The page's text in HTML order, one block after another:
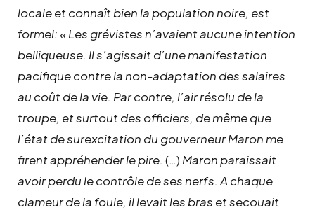
locale et connaît bien la population noire, est
formel: « Les grévistes n’avaient aucune intention
belliqueuse. Il s’agissait d’une manifestation
pacifique contre la non-adaptation des salaires
au coût de la vie. Par contre, l’air résolu de la
troupe, et surtout des officiers, de même que
l’état de surexcitation du gouverneur Maron me
firent appréhender le pire. (…) Maron paraissait
avoir perdu le contrôle de ses nerfs. A chaque
clameur de la foule, il levait les bras et secouait